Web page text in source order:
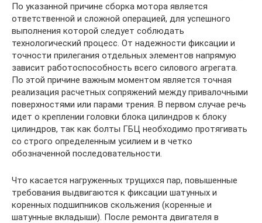
По указанной причине сборка мотора является
ответственной и сложной операцией, для успешного
выполнения которой следует соблюдать
технологический процесс. От надежности фиксации и
точности прилегания отдельных элементов напрямую
зависит работоспособность всего силового агрегата.
По этой причине важным моментом является точная
реализация расчетных сопряжений между привалочными
поверхностями или парами трения. В первом случае речь
идет о креплении головки блока цилиндров к блоку
цилиндров, так как болты ГБЦ необходимо протягивать
со строго определенным усилием и в четко
обозначенной последовательности.
Что касается нагруженных трущихся пар, повышенные
требования выдвигаются к фиксации шатунных и
коренных подшипников скольжения (коренные и
шатунные вкладыши). После ремонта двигателя в